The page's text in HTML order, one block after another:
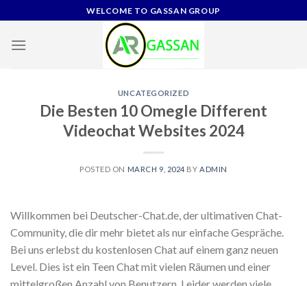
to
content
WELCOME TO GASSAN GROUP
UNCATEGORIZED
Die Besten 10 Omegle Different
Videochat Websites 2024
POSTED ON MARCH 9, 2024 BY ADMIN
Willkommen bei Deutscher-Chat.de, der ultimativen Chat-
Community, die dir mehr bietet als nur einfache Gespräche.
Bei uns erlebst du kostenlosen Chat auf einem ganz neuen
Level. Dies ist ein Teen Chat mit vielen Räumen und einer
mittelgroßen Anzahl von Benutzern. Leider werden viele